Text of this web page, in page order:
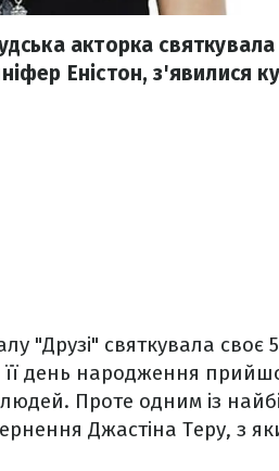
акторка
Еністон, з'явилися
"Друзі" святкувала своє
її день народження
Проте одним із
Джастіна Теру, з